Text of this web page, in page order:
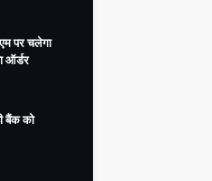
पर चलेगा
ऑर्डर
बैंक को